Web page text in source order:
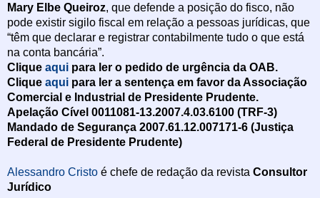
Mary Elbe Queiroz, que defende a posição do fisco, não
pode existir sigilo fiscal em relação a pessoas jurídicas, que
“têm que declarar e registrar contabilmente tudo o que está
na conta bancária”.
Clique aqui para ler o pedido de urgência da OAB.
Clique aqui para ler a sentença em favor da Associação
Comercial e Industrial de Presidente Prudente.
Apelação Cível 0011081-13.2007.4.03.6100 (TRF-3)
Mandado de Segurança 2007.61.12.007171-6 (Justiça
Federal de Presidente Prudente)
Alessandro Cristo é chefe de redação da revista Consultor
Jurídico